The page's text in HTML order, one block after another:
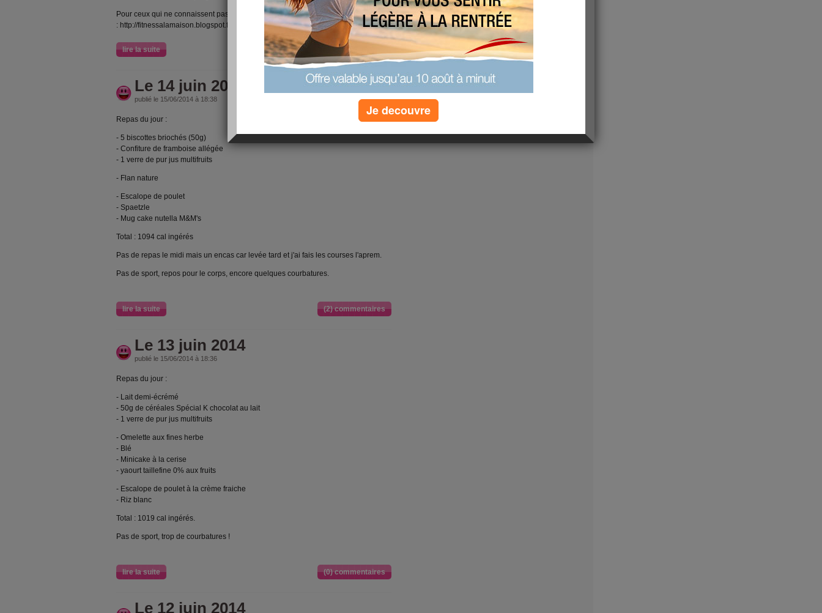
Pour ceux qui ne connaissent pas
: http://fitnessalamaison.blogspot.fr/2013/07/insanity-cedez-la-folie.html
lire la suite (1) commentaires
Le 14 juin 2014
publié le 15/06/2014 à 18:38
Repas du jour :
- 5 biscottes briochés (50g)
- Confiture de framboise allégée
- 1 verre de pur jus multifruits
- Flan nature
- Escalope de poulet
- Spaetzle
- Mug cake nutella M&M's
Total : 1094 cal ingérés
Pas de repas le midi mais un encas car levée tard et j'ai fais les courses l'aprem.
Pas de sport, repos pour le corps, encore quelques courbatures.
lire la suite (2) commentaires
Le 13 juin 2014
publié le 15/06/2014 à 18:36
Repas du jour :
- Lait demi-écrémé
- 50g de céréales Spécial K chocolat au lait
- 1 verre de pur jus multifruits
- Omelette aux fines herbe
- Blé
- Minicake à la cerise
- yaourt taillefine 0% aux fruits
- Escalope de poulet à la crème fraiche
- Riz blanc
Total : 1019 cal ingérés.
Pas de sport, trop de courbatures !
lire la suite (0) commentaires
Le 12 juin 2014
Je decouvre